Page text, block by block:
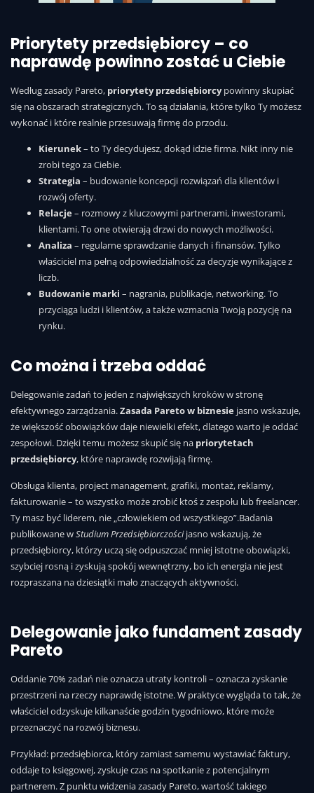
Priorytety przedsiębiorcy – co
naprawdę powinno zostać u Ciebie
Według zasady Pareto, priorytety przedsiębiorcypowinny skupiać
się na obszarach strategicznych. To są działania, które tylko Ty możesz
wykonać i które realnie przesuwają firmę do przodu.
Kierunek– to Ty decydujesz, dokąd idzie firma. Nikt inny nie
zrobi tego za Ciebie.
Strategia – budowanie koncepcji rozwiązań dla klientów i
rozwój oferty.
Relacje– rozmowy z kluczowymi partnerami, inwestorami,
klientami. To one otwierają drzwi do nowych możliwości.
Analiza – regularne sprawdzanie danych i finansów. Tylko
właściciel ma pełną odpowiedzialność za decyzje wynikające z
liczb.
Budowanie marki – nagrania, publikacje, networking. To
przyciąga ludzi i klientów, a także wzmacnia Twoją pozycję na
rynku.
Co można i trzeba oddać
Delegowanie zadań to jeden z największych kroków w stronę
efektywnego zarządzania.Zasada Pareto w biznesie jasno wskazuje,
że większość obowiązków daje niewielki efekt, dlatego warto je oddać
zespołowi. Dzięki temu możesz skupić się na priorytetach
przedsiębiorcy, które naprawdę rozwijają firmę.
Obsługa klienta, project management, grafiki, montaż, reklamy,
fakturowanie – to wszystko może zrobić ktoś z zespołu lub freelancer.
Ty masz być liderem, nie „człowiekiem od wszystkiego”.Badania
publikowane wStudium Przedsiębiorczościjasno wskazują, że
przedsiębiorcy, którzy uczą się odpuszczać mniej istotne obowiązki,
szybciej rosną i zyskują spokój wewnętrzny, bo ich energia nie jest
rozpraszana na dziesiątki mało znaczących aktywności.
Delegowanie jako fundament zasady
Pareto
Oddanie 70% zadań nie oznacza utraty kontroli – oznacza zyskanie
przestrzeni na rzeczy naprawdę istotne. W praktyce wygląda to tak, że
właściciel odzyskuje kilkanaście godzin tygodniowo, które może
przeznaczyć na rozwój biznesu.
Przykład: przedsiębiorca, który zamiast samemu wystawiać faktury,
oddaje to księgowej, zyskuje czas na spotkanie z potencjalnym
partnerem. Z punktu widzenia zasady Pareto, wartość takiego